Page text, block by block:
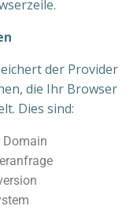
der Provider
die Ihr Browser
Dies sind:
Domain